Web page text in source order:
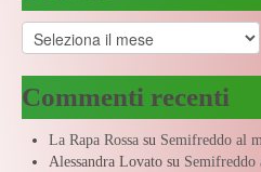
Archivi
Commenti recenti
La Rapa Rossa su Semifreddo al
Alessandra Lovato su Semifreddo